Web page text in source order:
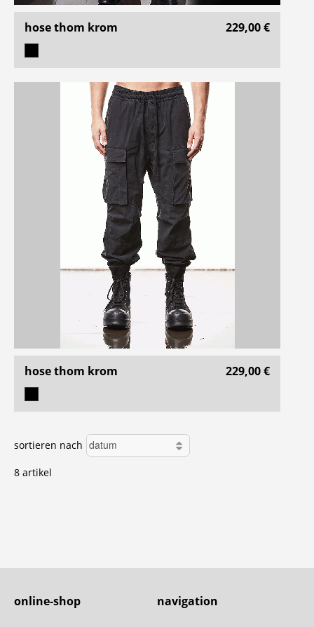
hose thom krom 229,00 €
hose thom krom 229,00 €
sortieren nach
8 artikel
navigation
online-shop